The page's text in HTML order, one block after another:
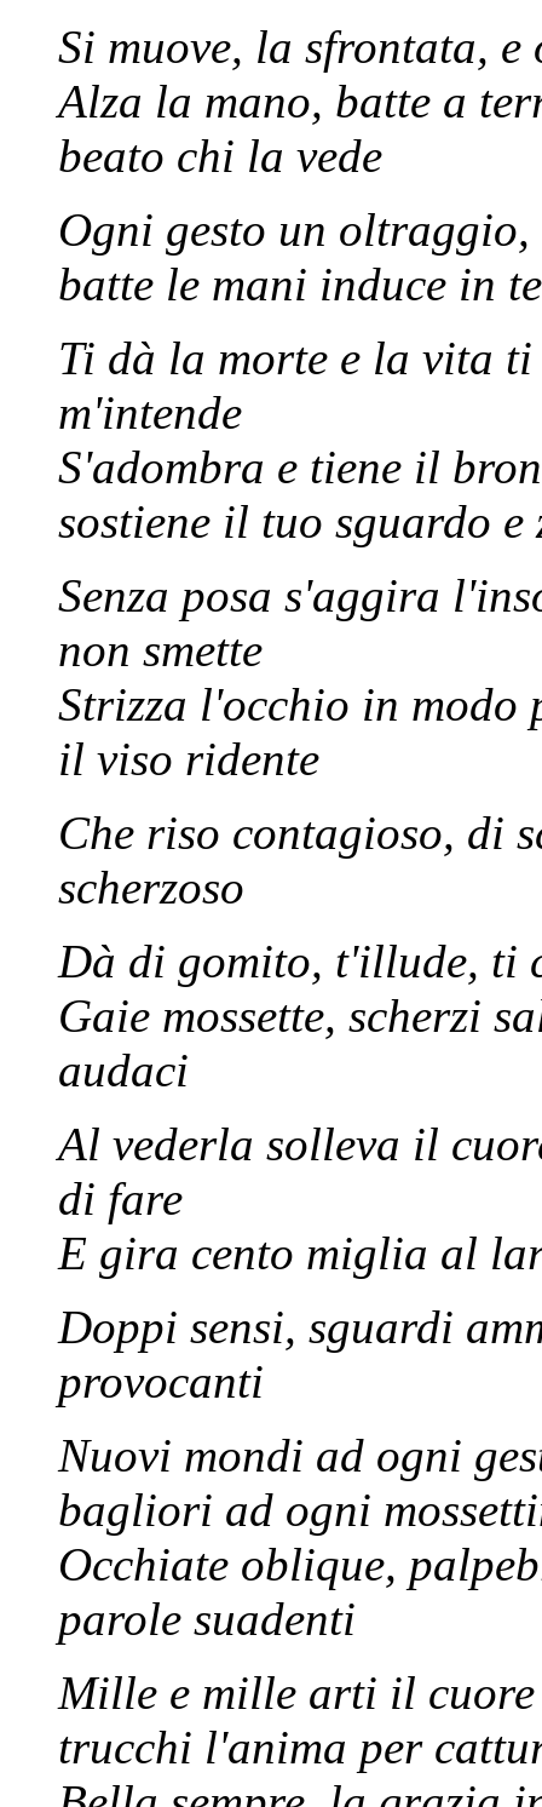
Si muove, la sfrontata,
Alza la mano, batte a
beato chi la vede
Ogni gesto un
batte le mani induce in
Ti dà la morte e la vita
m'intende
S'adombra e tiene il
sostiene il tuo sguardo e
Senza posa s'aggira
non smette
Strizza l'occhio in modo
il viso ridente
Che riso contagioso, di
scherzoso
Dà di gomito, t'illude, ti
Gaie mossette, scherzi
audaci
Al vederla solleva il
di fare
E gira cento miglia al
Doppi sensi, sguardi
provocanti
Nuovi mondi ad ogni
bagliori ad ogni
Occhiate oblique,
parole suadenti
Mille e mille arti il cuore
trucchi l'anima per